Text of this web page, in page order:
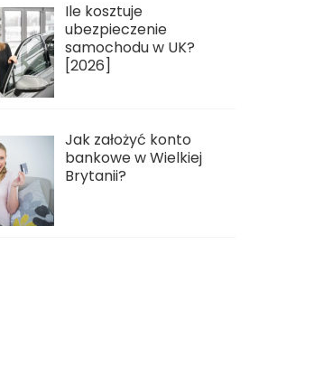
Ile kosztuje
ubezpieczenie
samochodu w UK?
[2026]
Jak założyć konto
bankowe w Wielkiej
Brytanii?